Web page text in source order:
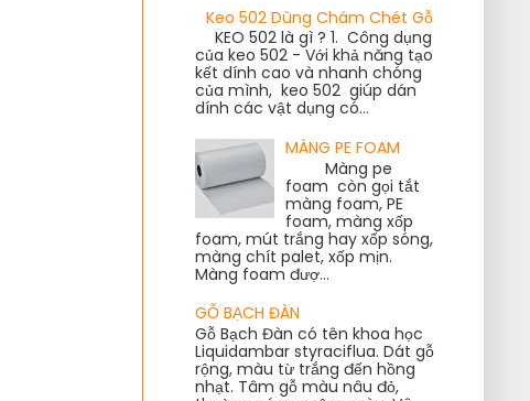
Keo 502 Dùng Chám Chét Gỗ
KEO 502 là gì ? 1. Công dụng
của keo 502 - Với khả năng tạo
kết dính cao và nhanh chóng
của mình, keo 502 giúp dán
dính các vật dụng có...
MÀNG PE FOAM
Màng pe
foam còn gọi tắt
màng foam, PE
foam, màng xốp
foam, mút trắng hay xốp sóng,
màng chít palet, xốp mịn.
Màng foam đượ...
GỖ BẠCH ĐÀN
Gỗ Bạch Đàn có tên khoa học
Liquidambar styraciflua. Dát gỗ
rộng, màu từ trắng đến hồng
nhạt. Tâm gỗ màu nâu đỏ,